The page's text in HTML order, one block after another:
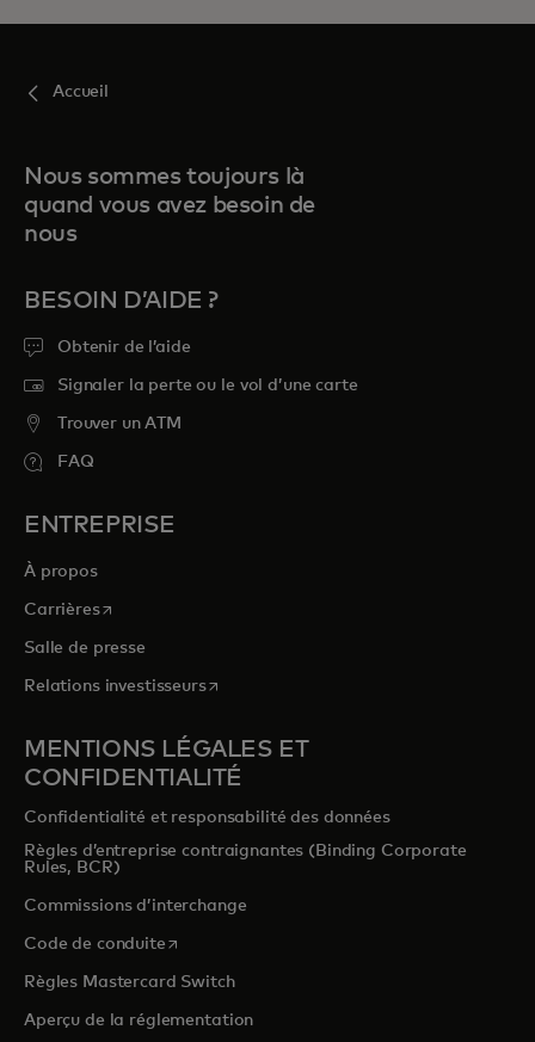
Accueil
Nous sommes toujours là
quand vous avez besoin de
nous
BESOIN D’AIDE ?
Obtenir de l’aide
Signaler la perte ou le vol d’une carte
Trouver un ATM
FAQ
ENTREPRISE
À propos
Carrièress’ouvre dans un nouvel onglet
Salle de presse
Relations investisseurss’ouvre dans un nouvel onglet
MENTIONS LÉGALES ET
CONFIDENTIALITÉ
Confidentialité et responsabilité des données
Règles d’entreprise contraignantes (Binding Corporate
Rules, BCR)
Commissions d’interchange
Code de conduites’ouvre dans un nouvel onglet
Règles Mastercard Switch
Aperçu de la réglementation